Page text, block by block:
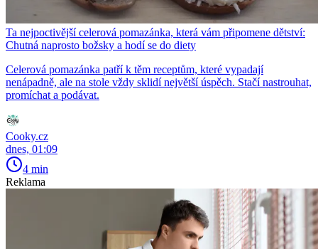
Ta nejpoctivější celerová pomazánka, která vám připomene dětství:
Chutná naprosto božsky a hodí se do diety
Celerová pomazánka patří k těm receptům, které vypadají
nenápadně, ale na stole vždy sklidí největší úspěch. Stačí nastrouhat,
promíchat a podávat.
Cooky.cz
dnes, 01:09
4 min
Reklama